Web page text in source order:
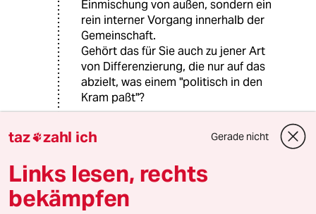
Einmischung von außen, sondern ein
rein interner Vorgang innerhalb der
Gemeinschaft.
Gehört das für Sie auch zu jener Art
von Differenzierung, die nur auf das
abzielt, was einem "politisch in den
Kram paßt"?
18.08.2021 17:34 Uhr
@mats:
Selbstverständlich spielen die
taz zahl ich Gerade nicht
Links lesen, rechts
bekämpfen